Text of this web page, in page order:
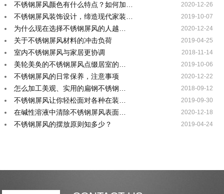
不锈钢屏风颜色有什么特点？如何加… 2020-12-26
不锈钢屏风装饰设计，缔造现代家装… 2019-10-07
为什么现在选择不锈钢屏风的人越… 2020-12-24
关于不锈钢屏风材料的冲击负荷 2019-04-25
室内不锈钢屏风与家居更协调 2018-11-14
美轮美奂的不锈钢屏风点缀居室的… 2019-10-06
不锈钢屏风的日常保养，注意事项 2020-12-22
怎么加工美观、实用的扁钢不锈钢… 2018-09-12
不锈钢屏风让你轻松面对各种在装… 2019-09-30
在碱性溶液中清除不锈钢屏风表面… 2020-12-18
不锈钢屏风的摆放原则知多少？ 2019-04-24